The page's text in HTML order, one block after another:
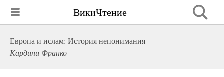
ВикиЧтение
Европа и ислам: История непонимания
Кардини Франко